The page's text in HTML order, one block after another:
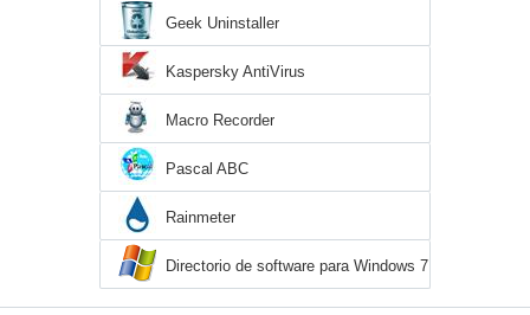
Geek Uninstaller
Kaspersky AntiVirus
Macro Recorder
Pascal ABC
Rainmeter
Directorio de software para Windows 7